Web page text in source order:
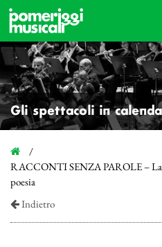
Gli spettacoli in
RACCONTI SENZA PAROLE – La
poesia
Indietro